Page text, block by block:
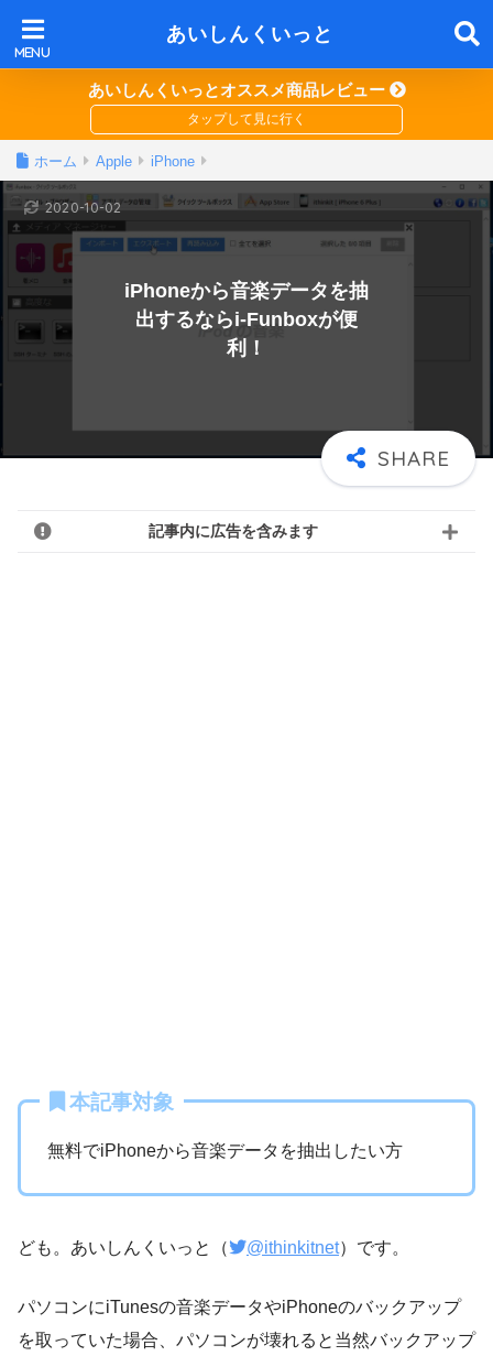
あいしんくいっと
あいしんくいっとオススメ商品レビュー
ホーム Apple iPhone
iPhoneから音楽データを抽
出するならi-Funboxが便
利！
2020-10-02
記事内に広告を含みます
本記事対象
無料でiPhoneから音楽データを抽出したい方
ども。あいしんくいっと（ @ithinkitnet）です。
パソコンにiTunesの音楽データやiPhoneのバックアップ
を取っていた場合、パソコンが壊れると当然バックアップ